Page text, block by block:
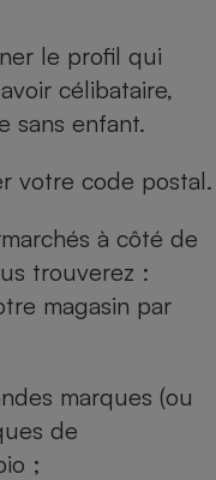
le profil qui
célibataire,
sans enfant.
votre code postal.
à côté de
trouverez :
magasin par
marques (ou
de
;